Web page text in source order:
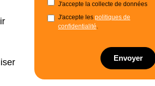
J'accepte la collecte de données
J'accepte les politiques de
confidentialité.
Envoyer